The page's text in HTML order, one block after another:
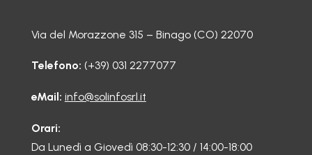
Via del Morazzone 315 – Binago (CO) 22070
Telefono: (+39) 031 2277077
eMail: info@solinfosrl.it
Orari:
Da Lunedì a Giovedì 08:30-12:30 / 14:00-18:00